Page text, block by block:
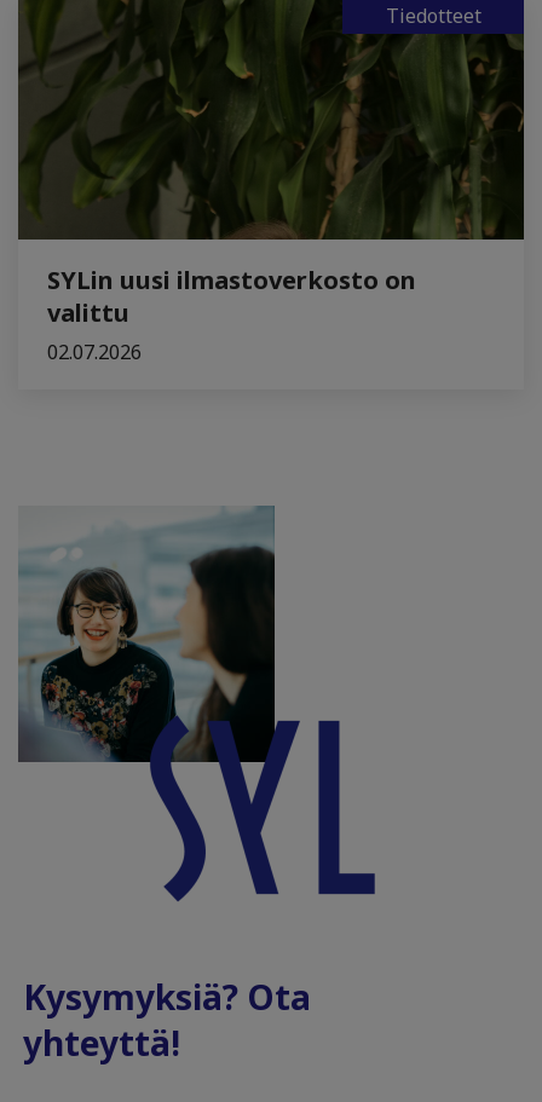
Tiedotteet
SYLin uusi ilmastoverkosto on
valittu
02.07.2026
Kysymyksiä? Ota
yhteyttä!